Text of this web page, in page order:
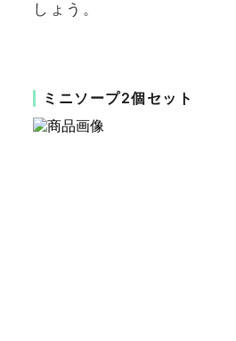
しょう。
ミニソープ2個セット